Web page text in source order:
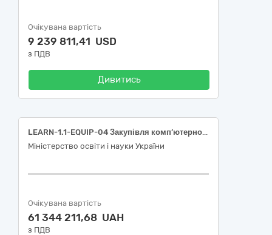
Очікувана вартість
9 239 811,41 USD
з ПДВ
Дивитись
LEARN-1.1-EQUIP-04 Закупівля комп’ютерного обладнання
Міністерство освіти і науки України
Очікувана вартість
61 344 211,68 UAH
з ПДВ